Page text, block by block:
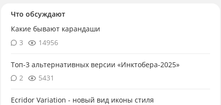
Что обсуждают
Какие бывают карандаши
3
14956
Топ-3 альтернативных версии «Инктобера-2025»
2
5431
Ecridor Variation - новый вид иконы стиля